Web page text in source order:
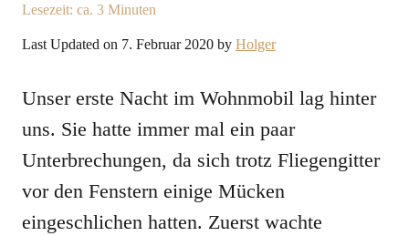
Lesezeit: ca. 3 Minuten
Last Updated on 7. Februar 2020 by Holger
Unser erste Nacht im Wohnmobil lag hinter
uns. Sie hatte immer mal ein paar
Unterbrechungen, da sich trotz Fliegengitter
vor den Fenstern einige Mücken
eingeschlichen hatten. Zuerst wachte